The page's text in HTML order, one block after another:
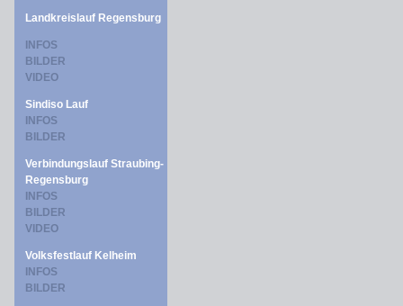
Landkreislauf Regensburg
INFOS
BILDER
VIDEO
Sindiso Lauf
INFOS
BILDER
Verbindungslauf Straubing-
Regensburg
INFOS
BILDER
VIDEO
Volksfestlauf Kelheim
INFOS
BILDER